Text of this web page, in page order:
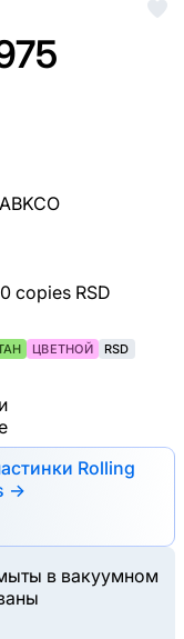
copies RSD
ЦВЕТНОЙ RSD
Rolling
→
в вакуумном